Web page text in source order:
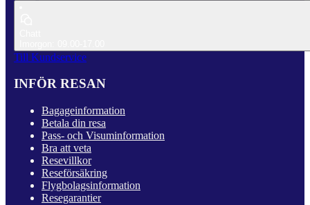
Till Kundservice
INFÖR RESAN
Bagageinformation
Betala din resa
Pass- och Visuminformation
Bra att veta
Resevillkor
Reseförsäkring
Flygbolagsinformation
Resegarantier